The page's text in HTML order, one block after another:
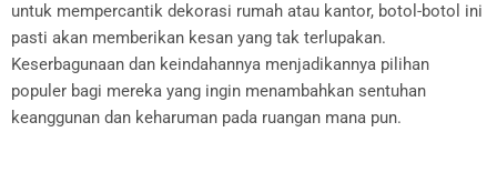
untuk mempercantik dekorasi rumah atau kantor, botol-botol ini
pasti akan memberikan kesan yang tak terlupakan.
Keserbagunaan dan keindahannya menjadikannya pilihan
populer bagi mereka yang ingin menambahkan sentuhan
keanggunan dan keharuman pada ruangan mana pun.